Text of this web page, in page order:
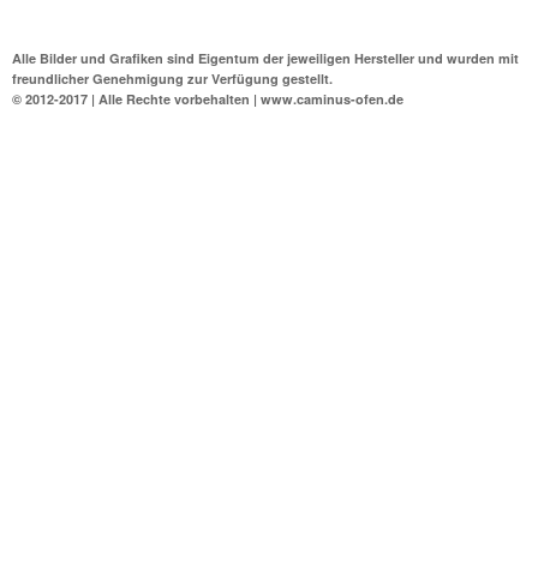
Alle Bilder und Grafiken sind Eigentum der jeweiligen Hersteller und wurden mit
freundlicher Genehmigung zur Verfügung gestellt.
© 2012-2017 | Alle Rechte vorbehalten | www.caminus-ofen.de